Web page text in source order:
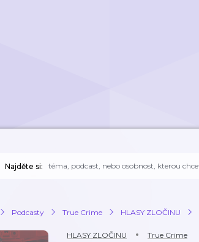
Najděte si:
Podcasty True Crime HLASY ZLOČINU
HLASY ZLOČINU True Crime